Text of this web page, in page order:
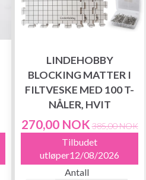
LINDEHOBBY
BLOCKING MATTER I
FILTVESKE MED 100 T-
NÅLER, HVIT
270,00 NOK 385,00 NOK
Tilbudet
utløper12/08/2026
Antall